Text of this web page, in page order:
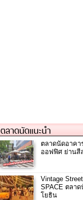
ตลาดนัดแนะนำ
ตลาดนัดอาค
ออฟฟิศ ย่านสี
Vintage
SPACE ตลา
โยธิน